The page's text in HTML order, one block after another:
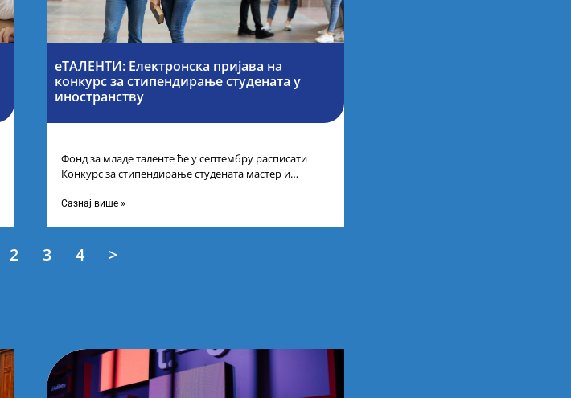
еТАЛЕНТИ: Електронска пријава на
конкурс за стипендирање студената у
иностранству
Фонд за младе таленте ће у септембру расписати
Конкурс за стипендирање студената мастер и
Сазнај више »
2 3 4 >